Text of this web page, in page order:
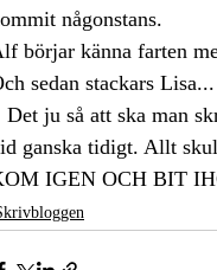
någonstans.
börjar känna farten
sedan stackars
ganska tidigt. Allt
IGEN OCH BIT